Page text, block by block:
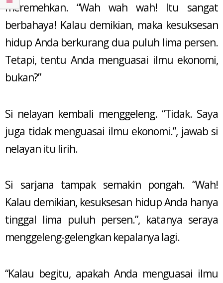
meremehkan. “Wah wah wah! Itu sangat
berbahaya! Kalau demikian, maka kesuksesan
hidup Anda berkurang dua puluh lima persen.
Tetapi, tentu Anda menguasai ilmu ekonomi,
bukan?”
Si nelayan kembali menggeleng. “Tidak. Saya
juga tidak menguasai ilmu ekonomi.”, jawab si
nelayan itu lirih.
Si sarjana tampak semakin pongah. “Wah!
Kalau demikian, kesuksesan hidup Anda hanya
tinggal lima puluh persen.”, katanya seraya
menggeleng-gelengkan kepalanya lagi.
“Kalau begitu, apakah Anda menguasai ilmu